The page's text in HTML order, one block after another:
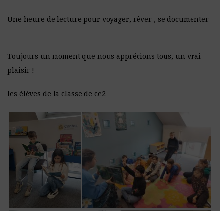
Une heure de lecture pour voyager, rêver , se documenter
Toujours un moment que nous apprécions tous, un vrai
plaisir !
les élèves de la classe de ce2